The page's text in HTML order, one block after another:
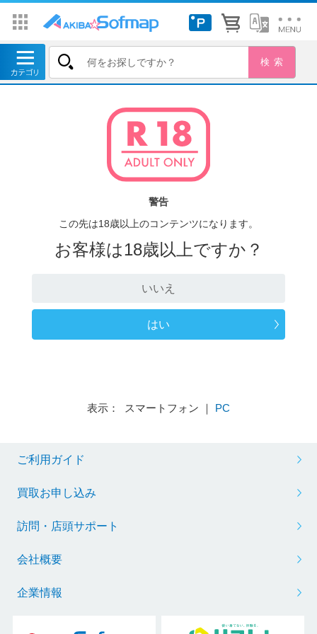
警告
この先は18歳以上のコンテンツになります。
お客様は18歳以上ですか？
いいえ
はい
表示： スマートフォン ｜ PC
ご利用ガイド
買取お申し込み
訪問・店頭サポート
会社概要
企業情報